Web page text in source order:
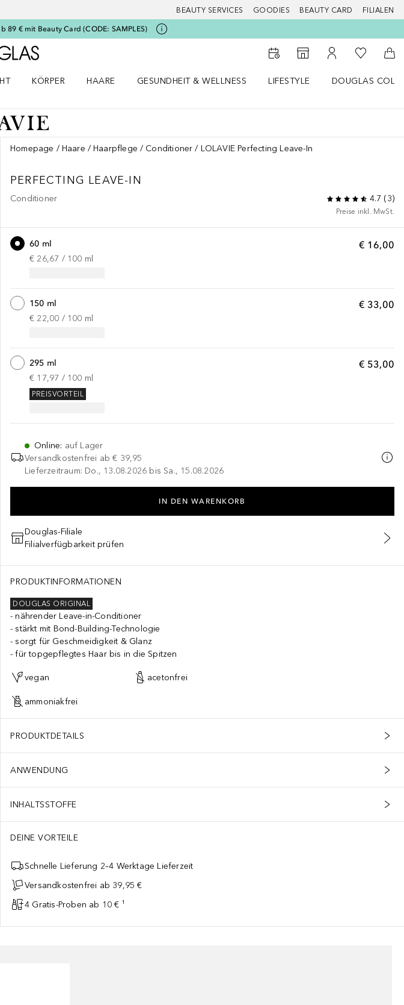
BEAUTY SERVICES GOODIES BEAUTY CARD FILIALEN
89 € mit Beauty Card (CODE: SAMPLES)
Zur Douglas Startseite
Zum Storefinder
Zu Meinem
Zu Meiner
KÖRPER
HAARE
GESUNDHEIT & WELLNESS
LIFESTYLE
DOUGLAS
Homepage Haare Haarpflege Conditioner LOLAVIE Perfecting Leave-In
PERFECTING LEAVE-IN
Conditioner 4.7 (3)
Preise inkl. MwSt.
€ 16,00
60 ml
€ 26,67 / 100 ml
€ 33,00
150 ml
€ 22,00 / 100 ml
€ 53,00
295 ml
€ 17,97 / 100 ml
PREISVORTEIL
Online: auf Lager
Versandkostenfrei ab € 39,95
Lieferzeitraum: Do., 13.08.2026 bis Sa., 15.08.2026
IN DEN WARENKORB
Douglas-Filiale
Filialverfügbarkeit prüfen
PRODUKTINFORMATIONEN
DOUGLAS ORIGINAL
nährender Leave-in-Conditioner
stärkt mit Bond-Building-Technologie
sorgt für Geschmeidigkeit & Glanz
für topgepflegtes Haar bis in die Spitzen
vegan acetonfrei
ammoniakfrei
PRODUKTDETAILS
ANWENDUNG
INHALTSSTOFFE
DEINE VORTEILE
Schnelle Lieferung 2–4 Werktage Lieferzeit
Versandkostenfrei ab 39,95 €
4 Gratis-Proben ab 10 € ¹